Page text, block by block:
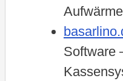
Software